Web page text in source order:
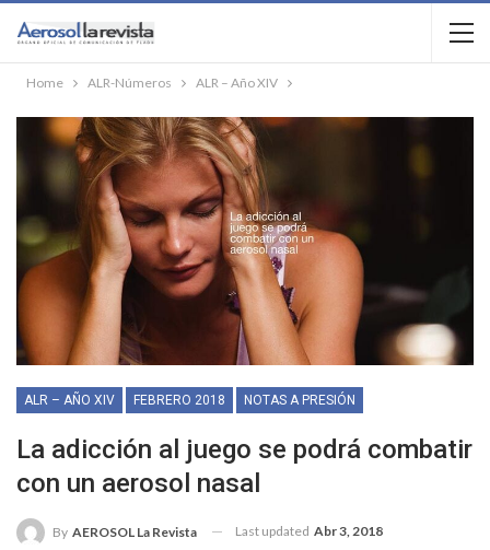
Home ALR-Números ALR – Año XIV
ALR – AÑO XIV FEBRERO 2018 NOTAS A PRESIÓN
La adicción al juego se podrá combatir
con un aerosol nasal
By AEROSOL La Revista Last updated Abr 3, 2018